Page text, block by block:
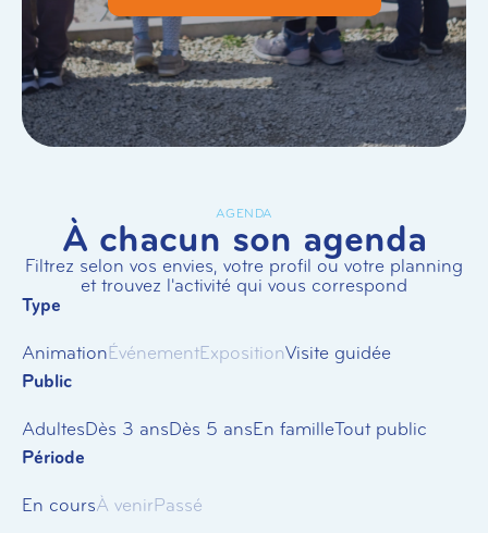
AGENDA
À chacun son agenda
Filtrez selon vos envies, votre profil ou votre planning
et trouvez l'activité qui vous correspond
Type
AnimationÉvénementExpositionVisite guidée
Public
AdultesDès 3 ansDès 5 ansEn familleTout public
Période
En coursÀ venirPassé